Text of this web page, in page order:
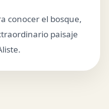
conocer el bosque,
paisaje